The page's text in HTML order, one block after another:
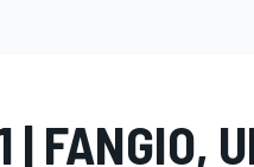
| FANGIO,